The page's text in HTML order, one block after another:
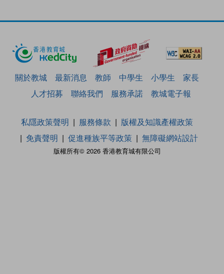
關於教城 最新消息 教師 中學生 小學生
家長
人才招募
聯絡我們 服務承諾 教城電子報
版權所有© 2026 香港教育城有限公司
私隱政策聲明 服務條款
版權及知識產權政策
免責聲明
促進種族平等政策 無障礙網站設計